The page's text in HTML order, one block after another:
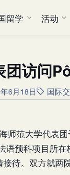
留学 活动
团访问
6月18日 国际
师范大学代表
语预科项目所
待。双方就两